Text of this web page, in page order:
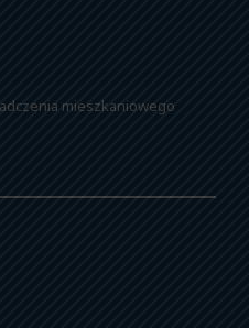
mieszkaniowego